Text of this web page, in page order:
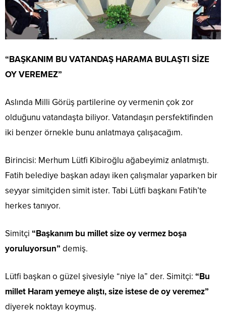
“BAŞKANIM BU VATANDAŞ HARAMA BULAŞTI SİZE
OY VEREMEZ”
Aslında Milli Görüş partilerine oy vermenin çok zor
olduğunu vatandaşta biliyor. Vatandaşın persfektifinden
iki benzer örnekle bunu anlatmaya çalışacağım.
Birincisi: Merhum Lütfi Kibiroğlu ağabeyimiz anlatmıştı.
Fatih belediye başkan adayı iken çalışmalar yaparken bir
seyyar simitçiden simit ister. Tabi Lütfi başkanı Fatih’te
herkes tanıyor.
Simitçi “Başkanım bu millet size oy vermez boşa
yoruluyorsun” demiş.
Lütfi başkan o güzel şivesiyle “niye la” der. Simitçi: “Bu
millet Haram yemeye alıştı, size istese de oy veremez”
diyerek noktayı koymuş.